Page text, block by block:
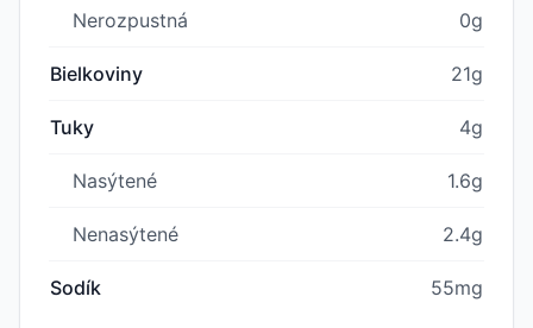
Nerozpustná 0g
Bielkoviny 21g
Tuky 4g
Nasýtené 1.6g
Nenasýtené 2.4g
Sodík 55mg